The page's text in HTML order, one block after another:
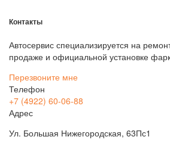
Контакты
Автосервис специализируется на
продаже и официальной установке
Перезвоните мне
Телефон
+7 (4922) 60-06-88
Адрес
Ул. Большая Нижегородская, 63Пс1